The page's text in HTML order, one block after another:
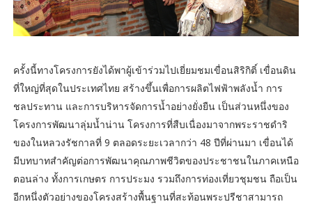
ครั้งนี้ทางโครงการยังได้พาผู้เข้าร่วมไปเยี่ยมชมเขื่อนสิริกิติ์ เขื่อนดิน
ที่ใหญ่ที่สุดในประเทศไทย สร้างขึ้นเพื่อการผลิตไฟฟ้าพลังน้ำ การ
ชลประทาน และการบริหารจัดการน้ำอย่างยั่งยืน เป็นส่วนหนึ่งของ
โครงการพัฒนาลุ่มน้ำน่าน โครงการที่สืบเนื่องมาจากพระราชดำริ
ของในหลวงรัชกาลที่ 9 ตลอดระยะเวลากว่า 48 ปีที่ผ่านมา เขื่อนได้
มีบทบาทสำคัญต่อการพัฒนาคุณภาพชีวิตของประชาชนในภาคเหนือ
ตอนล่าง ทั้งการเกษตร การประมง รวมถึงการท่องเที่ยวชุมชน ถือเป็น
อีกหนึ่งตัวอย่างของโครงสร้างพื้นฐานที่สะท้อนพระปรีชาสามารถ